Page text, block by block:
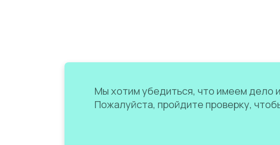
Мы хотим убедиться, что имеем дело
Пожалуйста, пройдите проверку,